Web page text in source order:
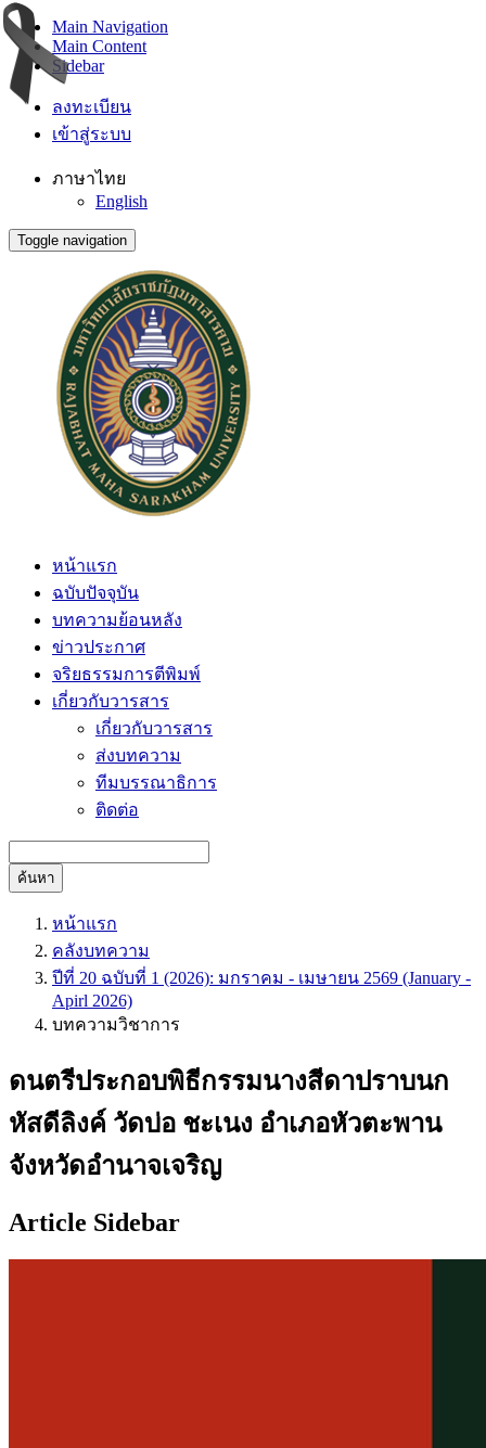
Main Navigation
Main Content
Sidebar
ลงทะเบียน
เข้าสู่ระบบ
ภาษาไทย
English
Toggle navigation
หน้าแรก
ฉบับปัจจุบัน
บทความย้อนหลัง
ข่าวประกาศ
จริยธรรมการตีพิมพ์
เกี่ยวกับวารสาร
เกี่ยวกับวารสาร
ส่งบทความ
ทีมบรรณาธิการ
ติดต่อ
ค้นหา
หน้าแรก
คลังบทความ
ปีที่ 20 ฉบับที่ 1 (2026): มกราคม - เมษายน 2569 (January -
Apirl 2026)
บทความวิชาการ
ดนตรีประกอบพิธีกรรมนางสีดาปราบนก
หัสดีลิงค์ วัดบ่อ ชะเนง อำเภอหัวตะพาน
จังหวัดอำนาจเจริญ
Article Sidebar